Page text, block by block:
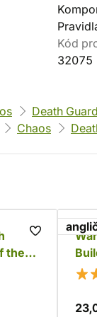
Kód
32075
Death Guard
Chaos
the